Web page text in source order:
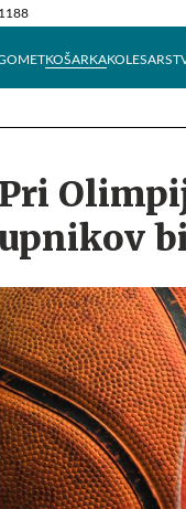
1188
KOŠARKA
Tehnik
Pri